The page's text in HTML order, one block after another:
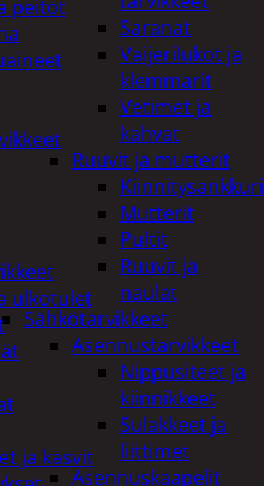
Saranat
Vaijerilukot ja
klemmarit
Vetimet ja
kahvat
Ruuvit ja mutterit
Mutterit
Pultit
Ruuvit ja
naulat
Sähkötarvikkeet
Asennustarvikkeet
Nippusiteet ja
kiinnikkeet
Sulakkeet ja
liittimet
Asennuskaapelit
peitot
ulkotulet
ja kasvit